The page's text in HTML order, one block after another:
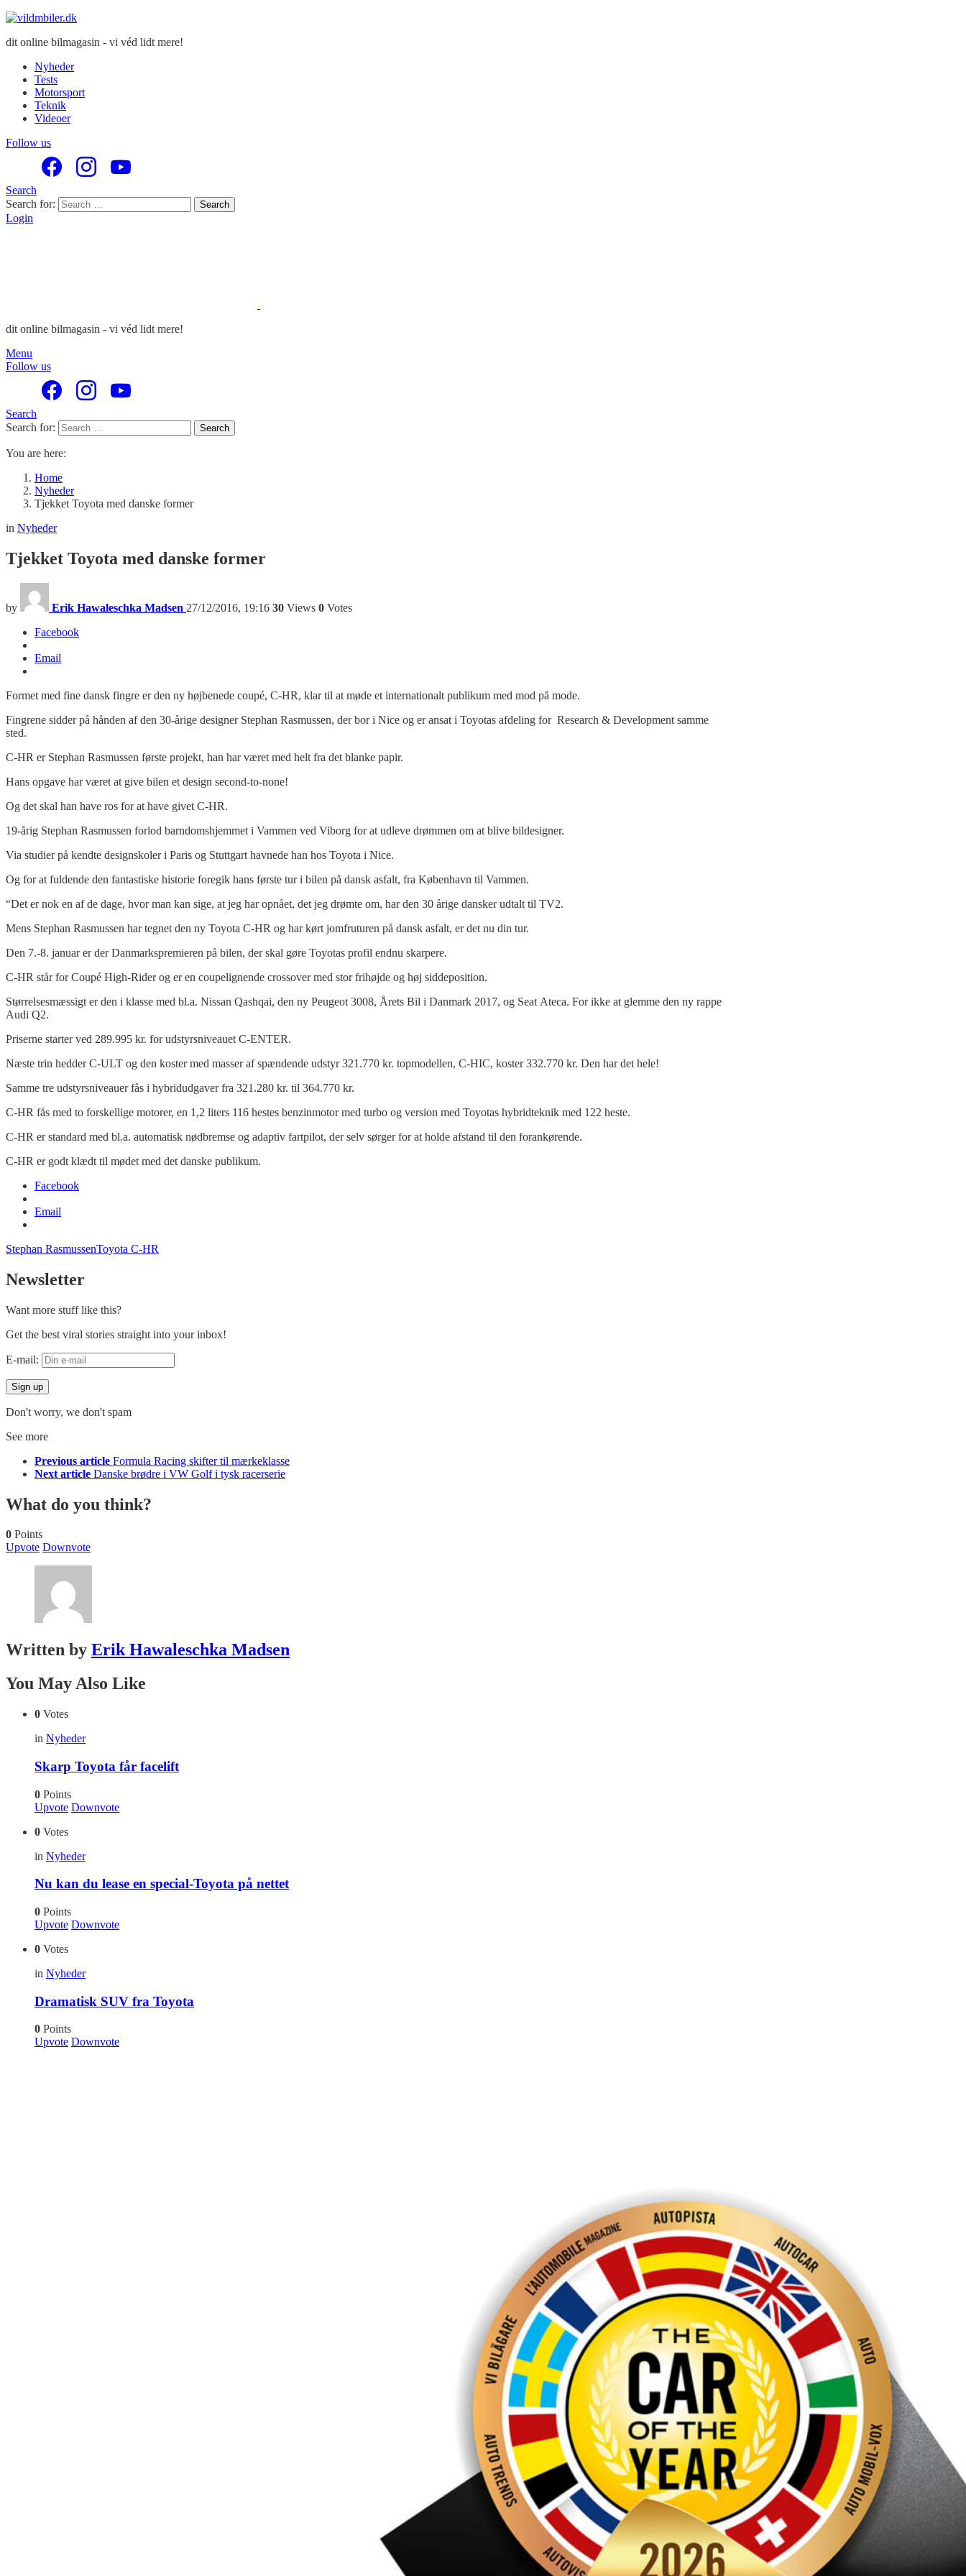
dit online bilmagasin - vi véd lidt mere!
Nyheder
Tests
Motorsport
Teknik
Videoer
Follow us
Search
Search for:
Search
Login
dit online bilmagasin - vi véd lidt mere!
Menu
Follow us
Search
Search for:
Search
You are here:
Home
Nyheder
Tjekket Toyota med danske former
in Nyheder
Tjekket Toyota med danske former
by Erik Hawaleschka Madsen 27/12/2016, 19:16 30 Views 0 Votes
Facebook
Email
Formet med fine dansk fingre er den ny højbenede coupé, C-HR, klar til at møde et internationalt publikum med mod på mode.
Fingrene sidder på hånden af den 30-årige designer Stephan Rasmussen, der bor i Nice og er ansat i Toyotas afdeling for Research & Development samme
sted.
C-HR er Stephan Rasmussen første projekt, han har været med helt fra det blanke papir.
Hans opgave har været at give bilen et design second-to-none!
Og det skal han have ros for at have givet C-HR.
19-årig Stephan Rasmussen forlod barndomshjemmet i Vammen ved Viborg for at udleve drømmen om at blive bildesigner.
Via studier på kendte designskoler i Paris og Stuttgart havnede han hos Toyota i Nice.
Og for at fuldende den fantastiske historie foregik hans første tur i bilen på dansk asfalt, fra København til Vammen.
“Det er nok en af de dage, hvor man kan sige, at jeg har opnået, det jeg drømte om, har den 30 årige dansker udtalt til TV2.
Mens Stephan Rasmussen har tegnet den ny Toyota C-HR og har kørt jomfruturen på dansk asfalt, er det nu din tur.
Den 7.-8. januar er der Danmarkspremieren på bilen, der skal gøre Toyotas profil endnu skarpere.
C-HR står for Coupé High-Rider og er en coupelignende crossover med stor frihøjde og høj siddeposition.
Størrelsesmæssigt er den i klasse med bl.a. Nissan Qashqai, den ny Peugeot 3008, Årets Bil i Danmark 2017, og Seat Ateca. For ikke at glemme den ny rappe
Audi Q2.
Priserne starter ved 289.995 kr. for udstyrsniveauet C-ENTER.
Næste trin hedder C-ULT og den koster med masser af spændende udstyr 321.770 kr. topmodellen, C-HIC, koster 332.770 kr. Den har det hele!
Samme tre udstyrsniveauer fås i hybridudgaver fra 321.280 kr. til 364.770 kr.
C-HR fås med to forskellige motorer, en 1,2 liters 116 hestes benzinmotor med turbo og version med Toyotas hybridteknik med 122 heste.
C-HR er standard med bl.a. automatisk nødbremse og adaptiv fartpilot, der selv sørger for at holde afstand til den forankørende.
C-HR er godt klædt til mødet med det danske publikum.
Facebook
Email
Stephan RasmussenToyota C-HR
Newsletter
Want more stuff like this?
Get the best viral stories straight into your inbox!
E-mail:
Don't worry, we don't spam
See more
Previous article Formula Racing skifter til mærkeklasse
Next article Danske brødre i VW Golf i tysk racerserie
What do you think?
0 Points
Upvote Downvote
Written by Erik Hawaleschka Madsen
You May Also Like
0 Votes
in Nyheder
Skarp Toyota får facelift
0 Points
Upvote Downvote
0 Votes
in Nyheder
Nu kan du lease en special-Toyota på nettet
0 Points
Upvote Downvote
0 Votes
in Nyheder
Dramatisk SUV fra Toyota
0 Points
Upvote Downvote